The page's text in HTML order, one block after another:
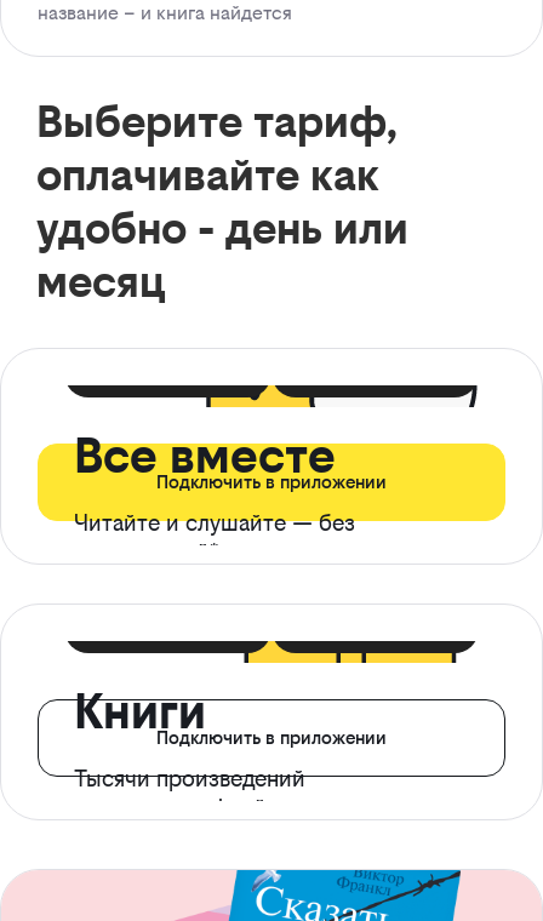
название – и книга найдется
Выберите тариф,
оплачивайте как
удобно - день или
месяц
Все вместе
Читайте и слушайте — без
ограничений*
Подключить в приложении
Книги
Тысячи произведений
с доступом офлайн
Подключить в приложении